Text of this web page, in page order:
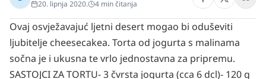
20. lipnja 2020. 4 min čitanja
Ovaj osvježavajuć ljetni desert mogao bi oduševiti
ljubitelje cheesecakea. Torta od jogurta s malinama
sočna je i ukusna te vrlo jednostavna za pripremu.
SASTOJCI ZA TORTU- 3 čvrsta jogurta (cca 6 dcl)- 120 g